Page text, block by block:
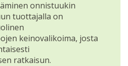
onnistuukin
tuottajalla on
keinovalikoima, josta
ratkaisun.